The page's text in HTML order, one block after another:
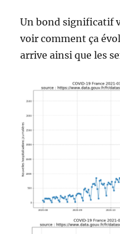
Un bond significatif
voir comment ça
arrive ainsi que les